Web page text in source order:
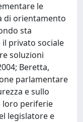
le
di orientamento
sta
privato sociale
soluzioni
Beretta,
parlamentare
e sullo
loro periferie
legislatore e